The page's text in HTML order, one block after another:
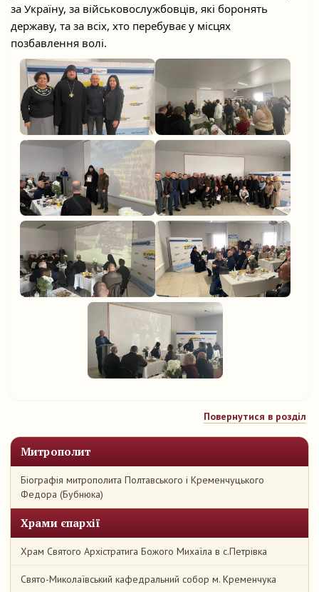
Митрополит
Біографія митрополита Полтавського і Кременчуцького
Федора (Бубнюка)
Храми єпархії
Храм Святого Архістратига Божого Михаїла в с.Петрівка
Свято-Миколаївський кафедральний собор м. Кременчука
за Україну, за військовослужбовців, які боронять
державу, та за всіх, хто перебуває у місцях
позбавлення волі.
Повернутися в розділ